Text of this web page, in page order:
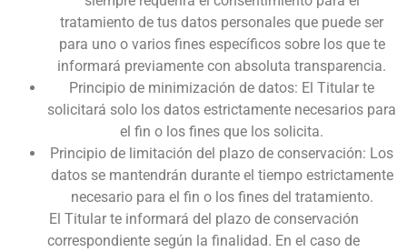
tratamiento de tus datos personales que puede ser
para uno o varios fines específicos sobre los que te
informará previamente con absoluta transparencia.
Principio de minimización de datos: El Titular te
solicitará solo los datos estrictamente necesarios para
el fin o los fines que los solicita.
Principio de limitación del plazo de conservación: Los
datos se mantendrán durante el tiempo estrictamente
necesario para el fin o los fines del tratamiento.
El Titular te informará del plazo de conservación
correspondiente según la finalidad. En el caso de